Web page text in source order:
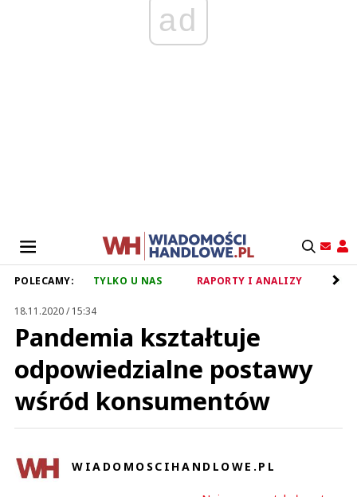
ad
POLECAMY: TYLKO U NAS RAPORTY I ANALIZY
18.11.2020 / 15:34
Pandemia kształtuje
odpowiedzialne postawy
wśród konsumentów
WIADOMOSCIHANDLOWE.PL